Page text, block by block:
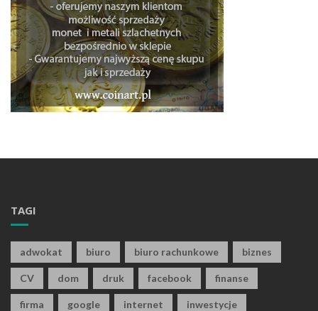
TAGI
adwokat biuro biuro rachunkowe biznes
CV dom druk facebook finanse
firma google internet inwestycje